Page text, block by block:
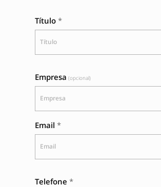
Título
Título
Empresa
Empresa
Email
Email
Telefone